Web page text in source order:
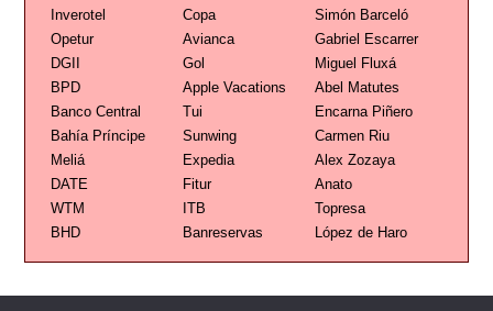
Inverotel
Copa
Simón Barceló
Opetur
Avianca
Gabriel Escarrer
DGII
Gol
Miguel Fluxá
BPD
Apple Vacations
Abel Matutes
Banco Central
Tui
Encarna Piñero
Bahía Príncipe
Sunwing
Carmen Riu
Meliá
Expedia
Alex Zozaya
DATE
Fitur
Anato
WTM
ITB
Topresa
BHD
Banreservas López de Haro